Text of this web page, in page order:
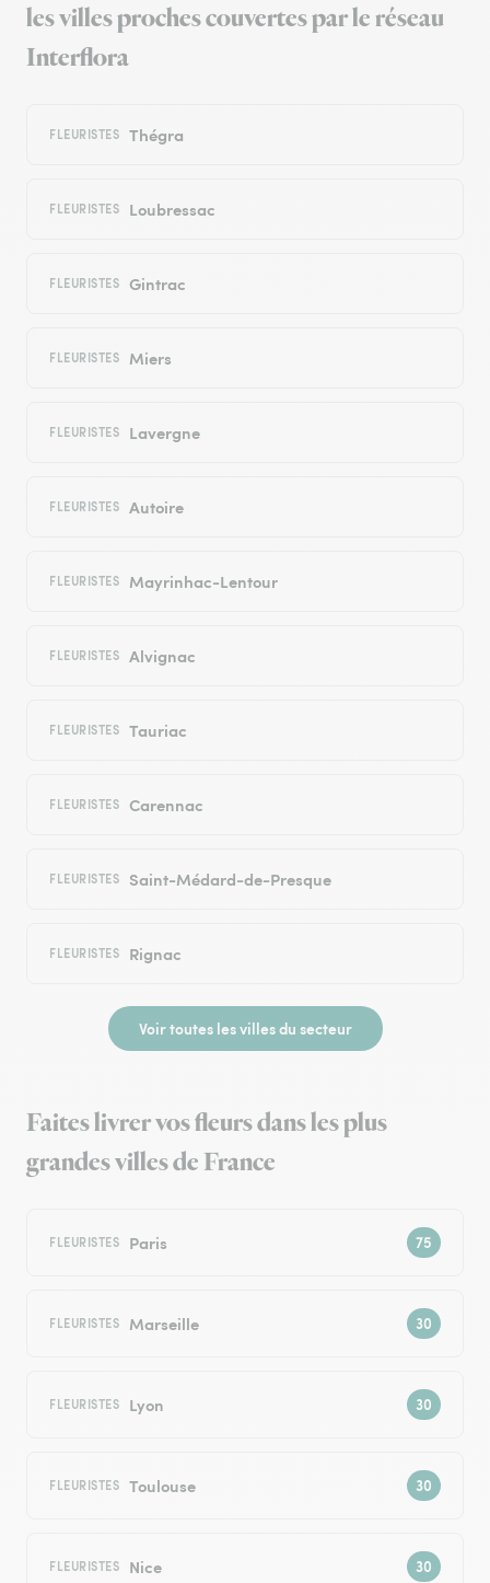
les villes proches couvertes par le réseau
Interflora
FLEURISTES Thégra
FLEURISTES Loubressac
FLEURISTES Gintrac
FLEURISTES Miers
FLEURISTES Lavergne
FLEURISTES Autoire
FLEURISTES Mayrinhac-Lentour
FLEURISTES Alvignac
FLEURISTES Tauriac
FLEURISTES Carennac
FLEURISTES Saint-Médard-de-Presque
FLEURISTES Rignac
Voir toutes les villes du secteur
Faites livrer vos fleurs dans les plus
grandes villes de France
FLEURISTES Paris
FLEURISTES Marseille
FLEURISTES Lyon
FLEURISTES Toulouse
FLEURISTES Nice